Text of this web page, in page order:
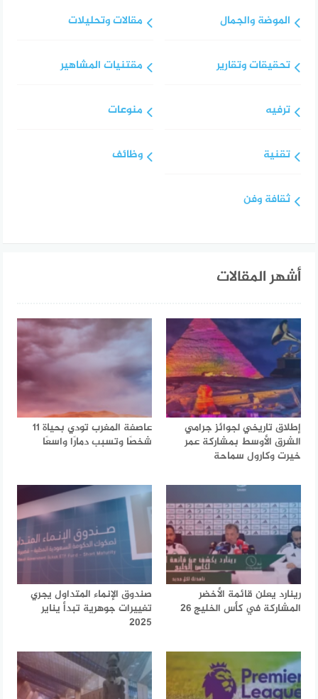
الموضة والجمال
تحقيقات وتقارير
ترفيه
تقنية
ثقافة وفن
مقالات وتحليلات
مقتنيات المشاهير
منوعات
وظائف
أشهر المقالات
إطلاق تاريخي لجوائز جرامي
الشرق الأوسط بمشاركة عمر
خيرت وكارول سماحة
عاصفة المغرب تودي بحياة 11
شخصًا وتسبب دمارًا واسعًا
رينارد يعلن قائمة الأخضر
المشاركة في كأس الخليج 26
صندوق الإنماء المتداول يجري
تغييرات جوهرية تبدأ يناير
2025